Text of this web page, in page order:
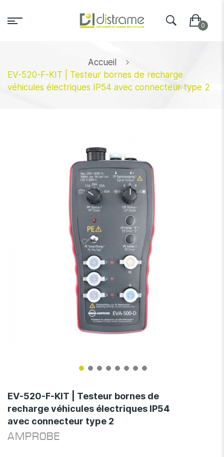
Accueil
EV-520-F-KIT | Testeur bornes de recharge
véhicules électriques IP54 avec connecteur type 2
to
the
beginning
of
the
EV-520-F-KIT | Testeur bornes de
recharge véhicules électriques IP54
avec connecteur type 2
AMPROBE